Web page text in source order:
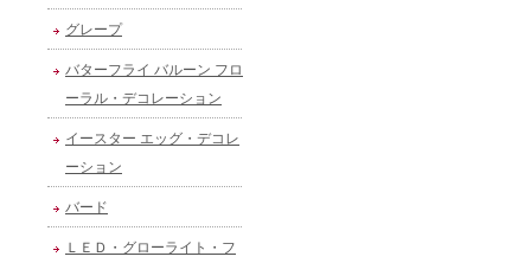
グレープ
バターフライ バルーン フロ
ーラル・デコレーション
イースター エッグ・デコレ
ーション
バード
ＬＥＤ・グローライト・フ